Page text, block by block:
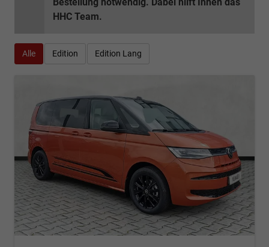
HHC Team.
Alle Edition Edition Lang